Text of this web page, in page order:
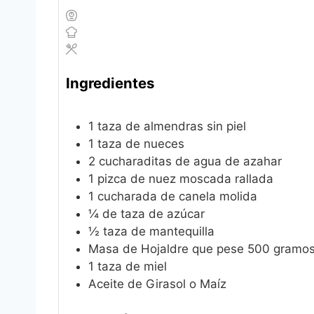
Ingredientes
1 taza de almendras sin piel
1 taza de nueces
2 cucharaditas de agua de azahar
1 pizca de nuez moscada rallada
1 cucharada de canela molida
¼ de taza de azúcar
½ taza de mantequilla
Masa de Hojaldre que pese 500
1 taza de miel
Aceite de Girasol o Maíz